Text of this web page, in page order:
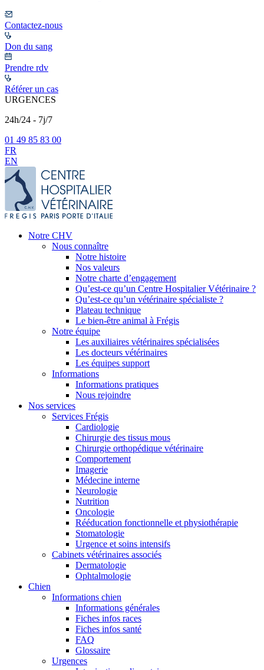
Contactez-nous
Don du sang
Prendre rdv
Référer un cas
URGENCES
24h/24 - 7j/7
01 49 85 83 00
FR
EN
Notre CHV
Nous connaître
Notre histoire
Nos valeurs
Notre charte d’engagement
Qu’est-ce qu’un Centre Hospitalier Vétérinaire ?
Qu’est-ce qu’un vétérinaire spécialiste ?
Plateau technique
Le bien-être animal à Frégis
Notre équipe
Les auxiliaires vétérinaires spécialisées
Les docteurs vétérinaires
Les équipes support
Informations
Informations pratiques
Nous rejoindre
Nos services
Services Frégis
Cardiologie
Chirurgie des tissus mous
Chirurgie orthopédique vétérinaire
Comportement
Imagerie
Médecine interne
Neurologie
Nutrition
Oncologie
Rééducation fonctionnelle et physiothérapie
Stomatologie
Urgence et soins intensifs
Cabinets vétérinaires associés
Dermatologie
Ophtalmologie
Chien
Informations chien
Informations générales
Fiches infos races
Fiches infos santé
FAQ
Glossaire
Urgences